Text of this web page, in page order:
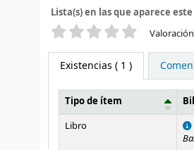
Lista(s) en las que aparece
Valoración
Existencias ( 1 )
Existencias
Tipo de ítem
Libro